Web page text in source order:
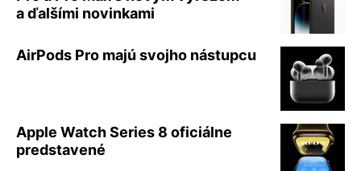
a ďalšími novinkami
AirPods Pro majú svojho nástupcu
Apple Watch Series 8 oficiálne
predstavené